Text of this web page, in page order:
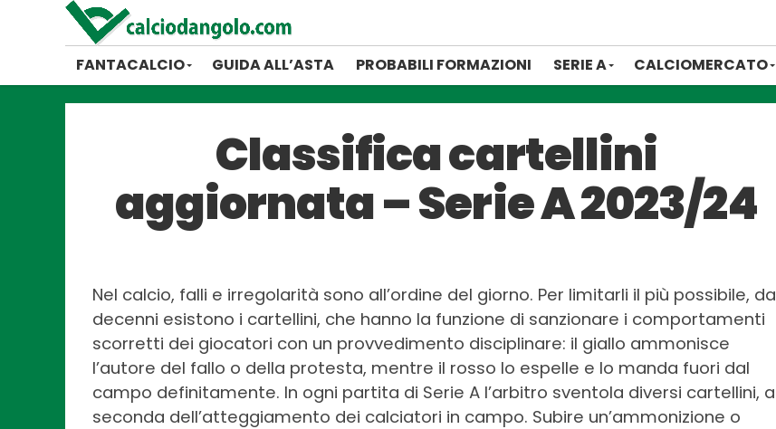
FANTACALCIO GUIDA ALL’ASTA PROBABILI FORMAZIONI SERIE A CALCIOMERCATO
Classifica cartellini
aggiornata – Serie A 2023/24
Nel calcio, falli e irregolarità sono all’ordine del giorno. Per limitarli il più possibile, da
decenni esistono i cartellini, che hanno la funzione di sanzionare i comportamenti
scorretti dei giocatori con un provvedimento disciplinare: il giallo ammonisce
l’autore del fallo o della protesta, mentre il rosso lo espelle e lo manda fuori dal
campo definitamente. In ogni partita di Serie A l’arbitro sventola diversi cartellini, a
seconda dell’atteggiamento dei calciatori in campo. Subire un’ammonizione o